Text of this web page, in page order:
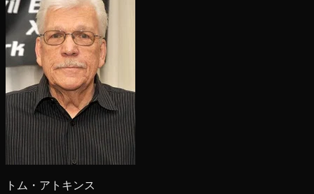
トム・アトキンス